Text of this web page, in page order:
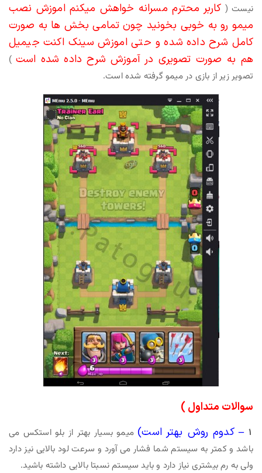
نیست (کاربر محترم مسرانه خواهش میکنم اموزش نصب
میمو رو به خوبی بخونید چون تمامی بخش ها به صورت
کامل شرح داده شده و حتی اموزش سینک اکنت جیمیل
هم به صورت تصویری در آموزش شرح داده شده است )
تصویر زیر از بازی در میمو گرفته شده است.
سوالات متداول )
1
–کدوم روش بهتر است) میمو بسیار بهتر از بلو استکس می
باشد و کمتر به سیستم شما فشار می آورد و سرعت لود بالایی نیز دارد
ولی به رم بیشتری نیاز دارد و باید سیستم نسبتا بالایی داشته باشید.